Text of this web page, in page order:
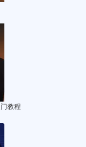
教程